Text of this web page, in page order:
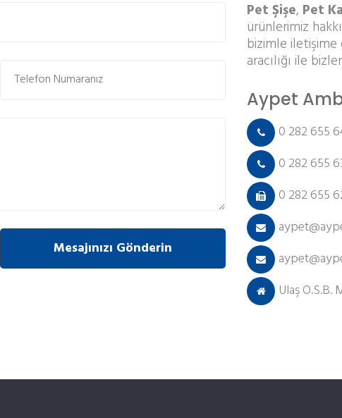
Pet Şişe, Pet
ürünlerimiz
bizimle iletişime
aracılığı ile
Aypet
0 282 655
0 282 655
0 282 655
Ulaş O.S.B.